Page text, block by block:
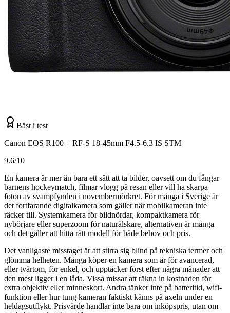
Bäst i test
Canon EOS R100 + RF-S 18-45mm F4.5-6.3 IS STM
9.6/10
En kamera är mer än bara ett sätt att ta bilder, oavsett om du fångar
barnens hockeymatch, filmar vlogg på resan eller vill ha skarpa
foton av svampfynden i novembermörkret. För många i Sverige är
det fortfarande digitalkamera som gäller när mobilkameran inte
räcker till. Systemkamera för bildnördar, kompaktkamera för
nybörjare eller superzoom för naturälskare, alternativen är många
och det gäller att hitta rätt modell för både behov och pris.
Det vanligaste misstaget är att stirra sig blind på tekniska termer och
glömma helheten. Många köper en kamera som är för avancerad,
eller tvärtom, för enkel, och upptäcker först efter några månader att
den mest ligger i en låda. Vissa missar att räkna in kostnaden för
extra objektiv eller minneskort. Andra tänker inte på batteritid, wifi-
funktion eller hur tung kameran faktiskt känns på axeln under en
heldagsutflykt. Prisvärde handlar inte bara om inköpspris, utan om